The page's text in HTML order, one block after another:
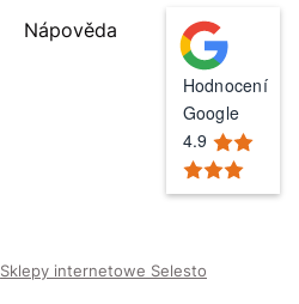
Nápověda
Hodnocení
Google
4.9
Sklepy internetowe Selesto